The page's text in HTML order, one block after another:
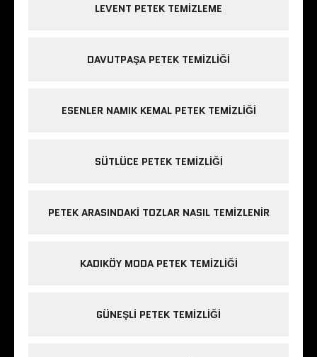
LEVENT PETEK TEMIZLEME
DAVUTPAŞA PETEK TEMIZLIĞI
ESENLER NAMIK KEMAL PETEK TEMIZLIĞI
SÜTLÜCE PETEK TEMIZLIĞI
PETEK ARASINDAKI TOZLAR NASIL TEMIZLENIR
KADIKÖY MODA PETEK TEMIZLIĞI
GÜNEŞLI PETEK TEMIZLIĞI